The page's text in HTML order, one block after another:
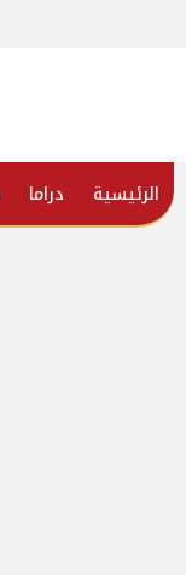
الرئيسية دراما